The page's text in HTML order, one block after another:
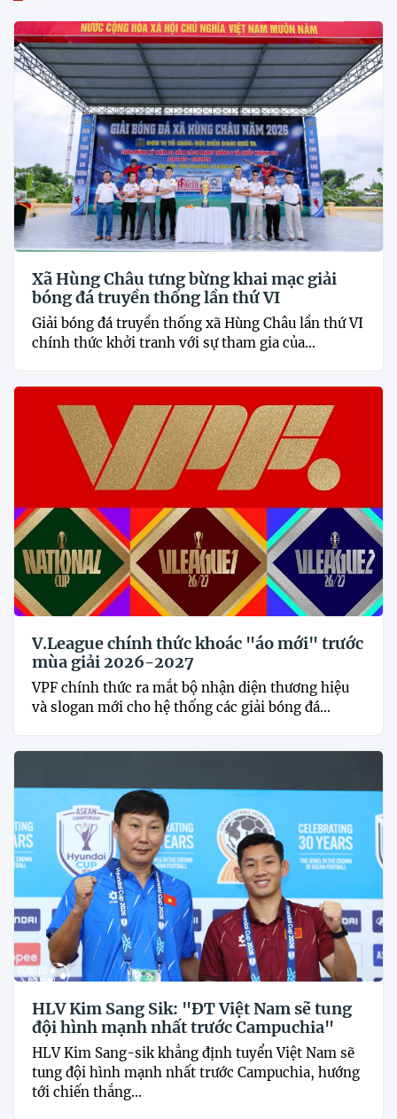
Xã Hùng Châu tưng bừng khai mạc giải
bóng đá truyền thống lần thứ VI
Giải bóng đá truyền thống xã Hùng Châu lần thứ VI
chính thức khởi tranh với sự tham gia của...
V.League chính thức khoác "áo mới" trước
mùa giải 2026-2027
VPF chính thức ra mắt bộ nhận diện thương hiệu
và slogan mới cho hệ thống các giải bóng đá...
HLV Kim Sang Sik: "ĐT Việt Nam sẽ tung
đội hình mạnh nhất trước Campuchia"
HLV Kim Sang-sik khẳng định tuyển Việt Nam sẽ
tung đội hình mạnh nhất trước Campuchia, hướng
tới chiến thắng...